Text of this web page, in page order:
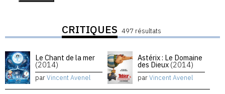
CRITIQUES 497 résultats
Le Chant de la mer
(2014)
parVincent Avenel
Astérix : Le Domaine
des Dieux (2014)
parVincent Avenel